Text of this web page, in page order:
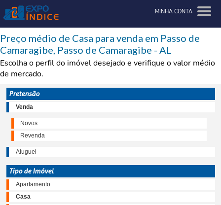
MINHA CONTA
Preço médio de Casa para venda em Passo de
Camaragibe, Passo de Camaragibe - AL
Escolha o perfil do imóvel desejado e verifique o valor médio
de mercado.
Pretensão
Venda
Novos
Revenda
Aluguel
Tipo de Imóvel
Apartamento
Casa